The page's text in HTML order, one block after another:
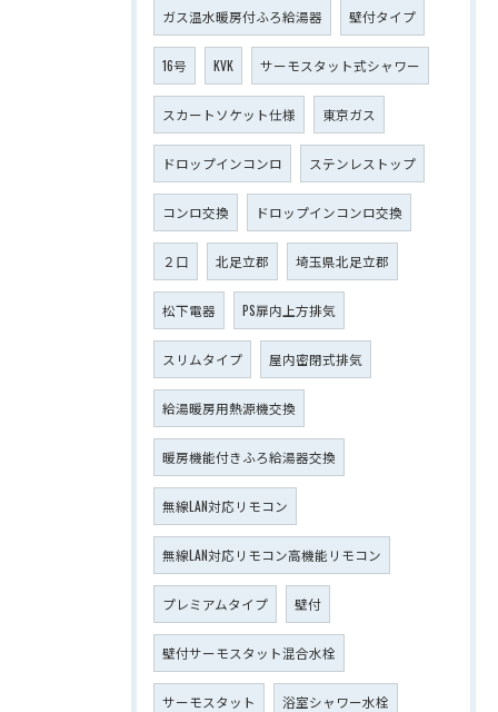
ガス温水暖房付ふろ給湯器 壁付タイプ
16号 KVK サーモスタット式シャワー
スカートソケット仕様 東京ガス
ドロップインコンロ ステンレストップ
コンロ交換 ドロップインコンロ交換
２口 北足立郡 埼玉県北足立郡
松下電器 PS扉内上方排気
スリムタイプ 屋内密閉式排気
給湯暖房用熱源機交換
暖房機能付きふろ給湯器交換
無線LAN対応リモコン
無線LAN対応リモコン高機能リモコン
プレミアムタイプ 壁付
壁付サーモスタット混合水栓
サーモスタット 浴室シャワー水栓